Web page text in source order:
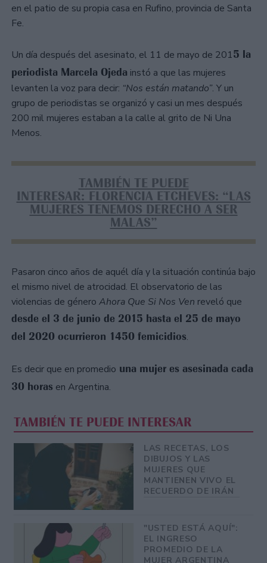
en el patio de su propia casa en Rufino, provincia de Santa
Fe.
Un día después del asesinato, el 11 de mayo de 2015 la
periodista Marcela Ojeda instó a que las mujeres
levanten la voz para decir: “Nos están matando”. Y un
grupo de periodistas se organizó y casi un mes después
200 mil mujeres estaban a la calle al grito de Ni Una
Menos.
TAMBIÉN TE PUEDE
INTERESAR: FLORENCIA ETCHEVES: “LAS
MUJERES TENEMOS DERECHO A SER
MALAS”
Pasaron cinco años de aquél día y la situación continúa bajo
el mismo nivel de atrocidad. El observatorio de las
violencias de género Ahora Que Si Nos Ven reveló que
desde el 3 de junio de 2015 hasta el 25 de mayo
del 2020 ocurrieron 1450 femicidios.
Es decir que en promedio una mujer es asesinada cada
30 horas en Argentina.
TAMBIÉN TE PUEDE INTERESAR
LAS RECETAS, LOS
DIBUJOS Y LAS
MUJERES QUE
MANTIENEN VIVO EL
RECUERDO DE IRÁN
"USTED ESTÁ AQUÍ":
EL INGRESO
PROMEDIO DE LA
MUJER ARGENTINA